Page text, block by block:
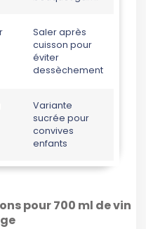
Saler après
cuisson pour
éviter
dessèchement
Variante
sucrée pour
convives
enfants
pour 700 ml de vin